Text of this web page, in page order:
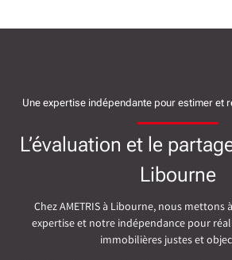
Une expertise indépendante pour estimer et
L’évaluation et le
Libourne
Chez AMETRIS à Libourne, nous mettons
expertise et notre indépendance pour
immobilières justes et